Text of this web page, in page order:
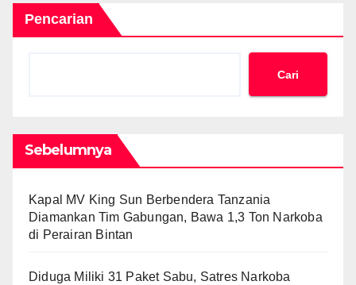
Pencarian
Cari
Sebelumnya
Kapal MV King Sun Berbendera Tanzania
Diamankan Tim Gabungan, Bawa 1,3 Ton Narkoba
di Perairan Bintan
Diduga Miliki 31 Paket Sabu, Satres Narkoba